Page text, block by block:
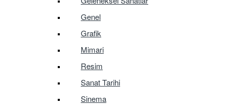
Genel
Grafik
Mimari
Resim
Sanat Tarihi
Sinema